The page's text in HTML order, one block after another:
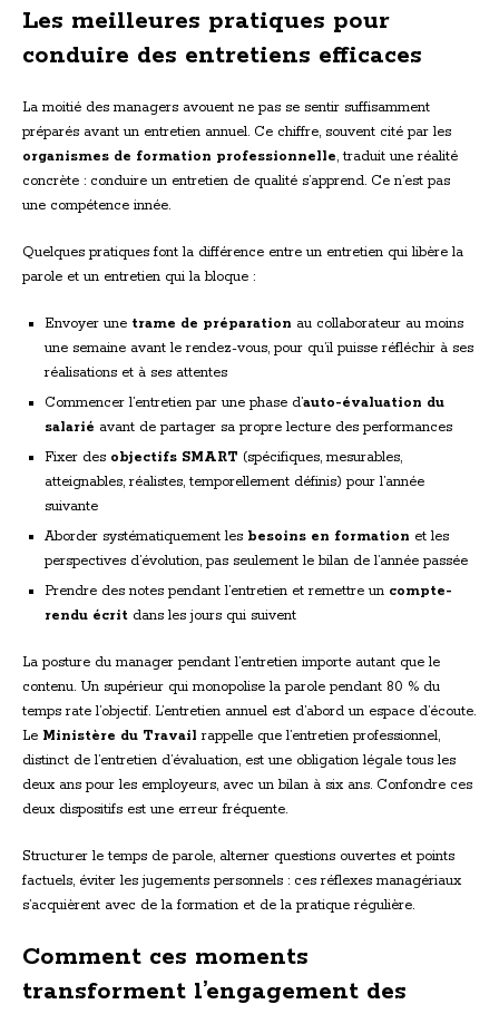
Les meilleures pratiques pour
conduire des entretiens efficaces
La moitié des managers avouent ne pas se sentir suffisamment
préparés avant un entretien annuel. Ce chiffre, souvent cité par les
organismes de formation professionnelle, traduit une réalité
concrète : conduire un entretien de qualité s’apprend. Ce n’est pas
une compétence innée.
Quelques pratiques font la différence entre un entretien qui libère la
parole et un entretien qui la bloque :
Envoyer une trame de préparation au collaborateur au moins
une semaine avant le rendez-vous, pour qu’il puisse réfléchir à ses
réalisations et à ses attentes
Commencer l’entretien par une phase d’auto-évaluation du
salarié avant de partager sa propre lecture des performances
Fixer des objectifs SMART (spécifiques, mesurables,
atteignables, réalistes, temporellement définis) pour l’année
suivante
Aborder systématiquement les besoins en formation et les
perspectives d’évolution, pas seulement le bilan de l’année passée
Prendre des notes pendant l’entretien et remettre un compte-
rendu écrit dans les jours qui suivent
La posture du manager pendant l’entretien importe autant que le
contenu. Un supérieur qui monopolise la parole pendant 80 % du
temps rate l’objectif. L’entretien annuel est d’abord un espace d’écoute.
Le Ministère du Travail rappelle que l’entretien professionnel,
distinct de l’entretien d’évaluation, est une obligation légale tous les
deux ans pour les employeurs, avec un bilan à six ans. Confondre ces
deux dispositifs est une erreur fréquente.
Structurer le temps de parole, alterner questions ouvertes et points
factuels, éviter les jugements personnels : ces réflexes managériaux
s’acquièrent avec de la formation et de la pratique régulière.
Comment ces moments
transforment l’engagement des